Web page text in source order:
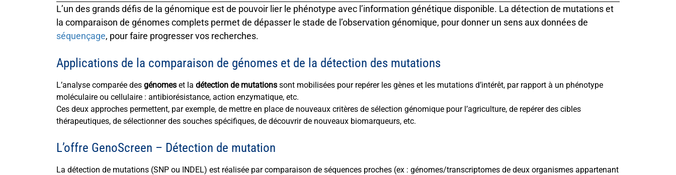
L’un des grands défis de la génomique est de pouvoir lier le phénotype avec l’information génétique disponible. La détection de mutationset
la comparaison de génomes complets permet de dépasser le stade de l’observation génomique, pour donner un sens aux données de
séquençage, pour faire progresser vos recherches.
Applications de la comparaison de génomes et de la détection des mutations
L’analyse comparée des génomes et la détection de mutations sont mobilisées pour repérer les gènes et les mutations d’intérêt, par rapport à un phénotype
moléculaire ou cellulaire : antibiorésistance, action enzymatique, etc.
Ces deux approches permettent, par exemple, de mettre en place de nouveaux critères de sélection génomique pour l’agriculture, de repérer des cibles
thérapeutiques, de sélectionner des souches spécifiques, de découvrir de nouveaux biomarqueurs, etc.
L’offre GenoScreen – Détection de mutation
La détection de mutations (SNP ou INDEL) est réalisée par comparaison de séquences proches (ex : génomes/transcriptomes de deux organismes appartenant